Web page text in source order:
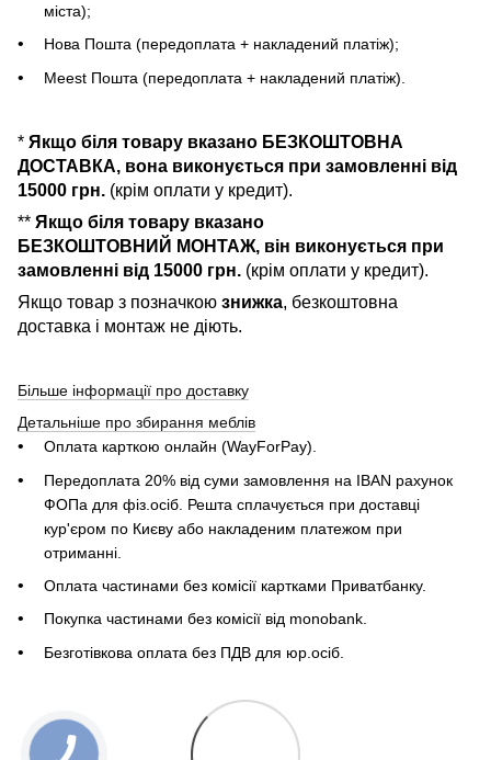
міста);
Нова Пошта (передоплата + накладений платіж);
Meest Пошта (передоплата + накладений платіж).
* Якщо біля товару вказано БЕЗКОШТОВНА
ДОСТАВКА, вона виконується при замовленні від
15000 грн. (крім оплати у кредит).
** Якщо біля товару вказано
БЕЗКОШТОВНИЙ МОНТАЖ, він виконується при
замовленні від 15000 грн. (крім оплати у кредит).
Якщо товар з позначкою знижка, безкоштовна
доставка і монтаж не діють.
Більше інформації про доставку
Детальніше про збирання меблів
Оплата карткою онлайн (WayForPay).
Передоплата 20% від суми замовлення на IBAN рахунок
ФОПа для фіз.осіб. Решта сплачується при доставці
кур'єром по Києву або накладеним платежом при
отриманні.
Оплата частинами без комісії картками Приватбанку.
Покупка частинами без комісії від monobank.
Безготівкова оплата без ПДВ для юр.осіб.